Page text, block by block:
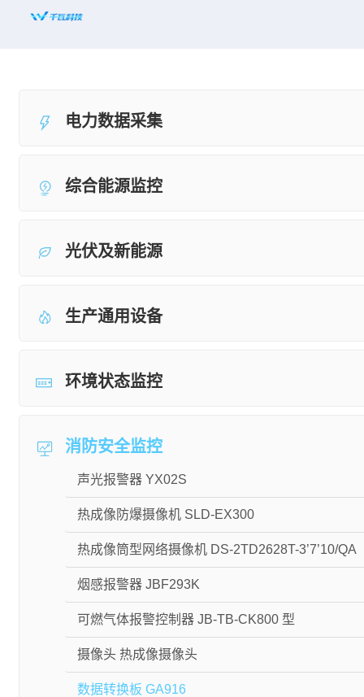
新闻资讯
知名案例
关于千瓦
电力数据采集
综合能源监控
光伏及新能源
生产通用设备
环境状态监控
消防安全监控
声光报警器 YX02S
热成像防爆摄像机 SLD-EX300
热成像筒型网络摄像机 DS-2TD2628T-3’7’10/QA
烟感报警器 JBF293K
可燃气体报警控制器 JB-TB-CK800 型
摄像头 热成像摄像头
数据转换板 GA916